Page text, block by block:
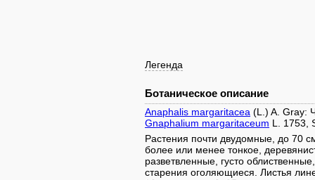
Легенда
Ботаническое описание
Anaphalis margaritacea (L.) A. Gray:
Gnaphalium margaritaceum L. 1753,
Растения почти двудомные, до 70
более или менее тонкое,
разветвленные, густо
старения оголяющиеся. Листья